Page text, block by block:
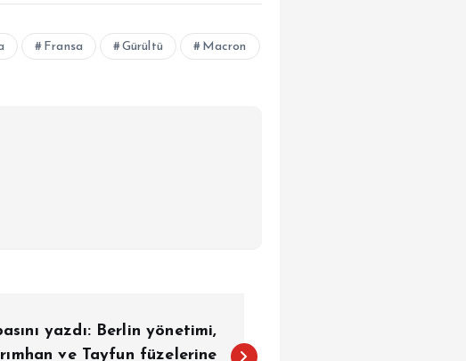
Fransa Gürültü Macron
yazdı: Berlin yönetimi,
ve Tayfun füzelerine